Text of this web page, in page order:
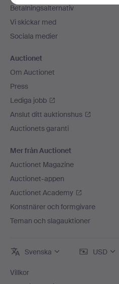
Betalningsalternativ
Vi skickar med
Sociala medier
Auctionet
Om Auctionet
Press
Lediga jobb
Anslut ditt auktionshus
Auctionets garanti
Mer från Auctionet
Auctionet Magazine
Auctionet-appen
Auctionet Academy
Konstnärer och formgivare
Teman och slagauktioner
Svenska USD
Villkor